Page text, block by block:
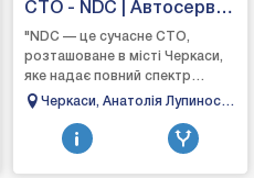
СТО - NDC | Автосервіс
Черкаси
"NDC — це сучасне СТО,
розташоване в місті Черкаси,
яке надає повний спектр
послуг з ремонту та
Ми спеціалізуємося на д...
Черкаси, Анатолія Лупиноса